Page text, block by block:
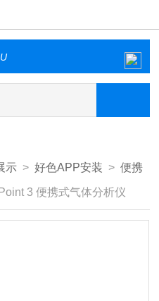
示 >好色APP安装 >便携
3 便携式气体分析仪